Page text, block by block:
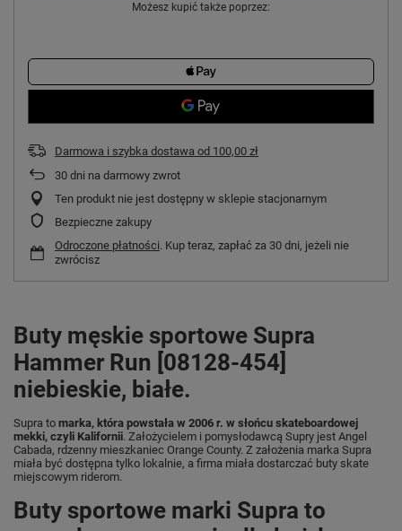
Możesz kupić także poprzez:
Darmowa i szybka dostawa od 100,00 zł
30 dni na darmowy zwrot
Ten produkt nie jest dostępny w sklepie stacjonarnym
Bezpieczne zakupy
Odroczone płatności. Kup teraz, zapłać za 30 dni, jeżeli nie
zwrócisz
Buty męskie sportowe Supra
Hammer Run [08128-454]
niebieskie, białe.
Supra to marka, która powstała w 2006 r. w słońcu skateboardowej
mekki, czyli Kalifornii. Założycielem i pomysłodawcą Supry jest Angel
Cabada, rdzenny mieszkaniec Orange County. Z założenia marka Supra
miała być dostępna tylko lokalnie, a firma miała dostarczać buty skate
miejscowym riderom.
Buty sportowe marki Supra to